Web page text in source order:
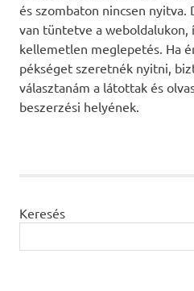
és szombaton nincsen nyitva.
van tüntetve a
kellemetlen meglepetés. Ha
pékséget szeretnék nyitni,
választanám a látottak és
beszerzési helyének.
Keresés